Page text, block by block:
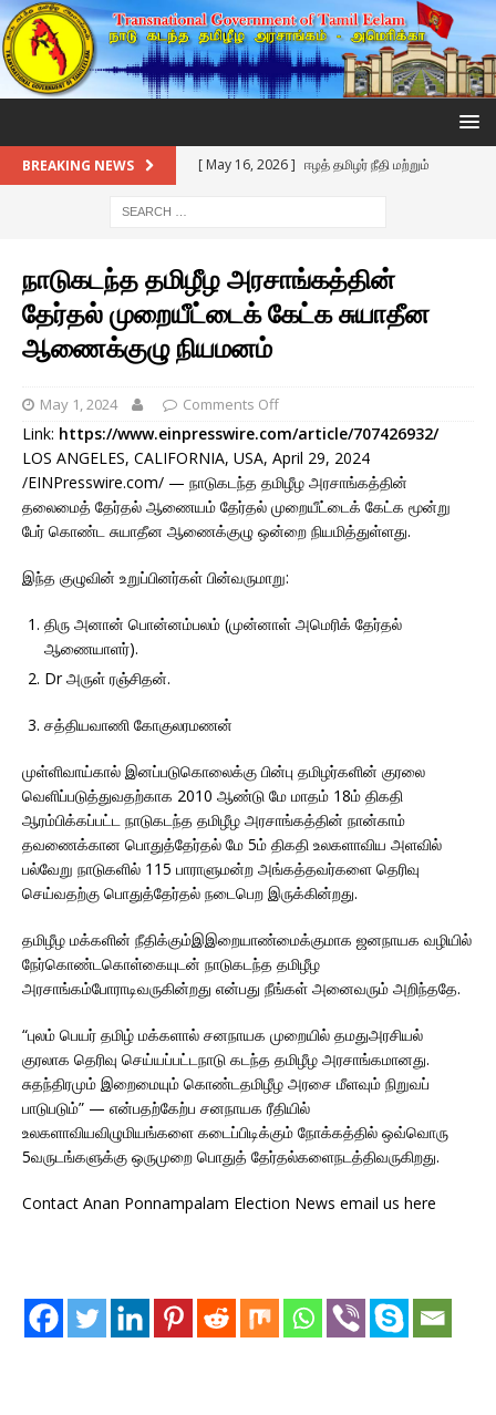
BREAKING NEWS [ May 16, 2026 ] ஈழத் தமிழர் நீதி மற்றும்
[ April 12, 2026 ] TGTE’S RESPONSE TO SRI
LANKA’S REFUSAL FOR U.S. AIRCRAFT; Sri
Lanka’s “Neutrality” Is A Tactical Canny Move
Passing of T. Kumar: A Titan of Human
Rights and Strategic Pillar of the Tamil
Struggle
[ November 22, 2025 ] TGTE Hosts Global
Panel in Liverpool to Demand Justice for
Mass Graves
Session/நான்காவது அரசவையின் நான்காவது
நேரடி அமர்வு
நாடுகடந்த தமிழீழ அரசாங்கத்தின்
தேர்தல் முறையீட்டைக் கேட்க சுயாதீன
ஆணைக்குழு நியமனம்
May 1, 2024 Comments Off
Link: https://www.einpresswire.com/article/707426932/
LOS ANGELES, CALIFORNIA, USA, April 29, 2024
/EINPresswire.com/ — நாடுகடந்த தமிழீழ அரசாங்கத்தின்
தலைமைத் தேர்தல் ஆணையம் தேர்தல் முறையீட்டைக் கேட்க மூன்று
பேர் கொண்ட சுயாதீன ஆணைக்குழு ஒன்றை நியமித்துள்ளது.
இந்த குழுவின் உறுப்பினர்கள் பின்வருமாறு:
திரு அனான் பொன்னம்பலம் (முன்னாள் அமெரிக் தேர்தல்
ஆணையாளர்).
Dr அருள் ரஞ்சிதன்.
சத்தியவாணி கோகுலரமணன்
முள்ளிவாய்கால் இனப்படுகொலைக்கு பின்பு தமிழர்களின் குரலை
வெளிப்படுத்துவதற்காக 2010 ஆண்டு மே மாதம் 18ம் திகதி
ஆரம்பிக்கப்பட்ட நாடுகடந்த தமிழீழ அரசாங்கத்தின் நான்காம்
தவணைக்கான பொதுத்தேர்தல் மே 5ம் திகதி உலகளாவிய அளவில்
பல்வேறு நாடுகளில் 115 பாராளுமன்ற அங்கத்தவர்களை தெரிவு
செய்வதற்கு பொதுத்தேர்தல் நடைபெற இருக்கின்றது.
தமிழீழ மக்களின் நீதிக்கும்இஇறையாண்மைக்குமாக ஜனநாயக வழியில்
நேர்கொண்டகொள்கையுடன் நாடுகடந்த தமிழீழ
அரசாங்கம்போராடிவருகின்றது என்பது நீங்கள் அனைவரும் அறிந்ததே.
“புலம் பெயர் தமிழ் மக்களால் சனநாயக முறையில் தமதுஅரசியல்
குரலாக தெரிவு செய்யப்பட்டநாடு கடந்த தமிழீழ அரசாங்கமானது.
சுதந்திரமும் இறைமையும் கொண்டதமிழீழ அரசை மீளவும் நிறுவப்
பாடுபடும்” — என்பதற்கேற்ப சனநாயக ரீதியில்
உலகளாவியவிழுமியங்களை கடைப்பிடிக்கும் நோக்கத்தில் ஒவ்வொரு
5வருடங்களுக்கு ஒருமுறை பொதுத் தேர்தல்களைநடத்திவருகிறது.
Contact Anan Ponnampalam Election News email us here